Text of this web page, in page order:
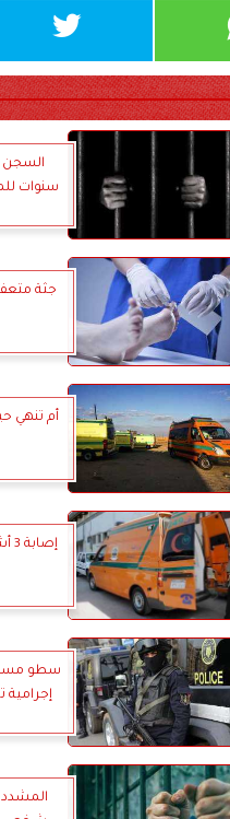
سنوات
جثة
أم تنهي
سطو